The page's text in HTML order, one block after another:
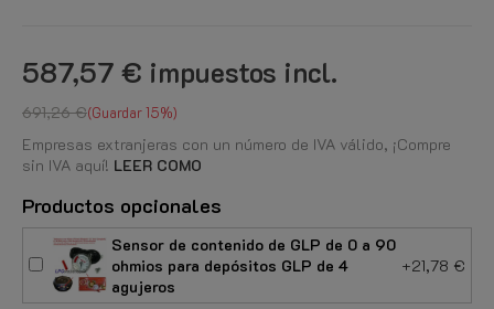
587,57 € impuestos incl.
691,26 € Guardar 15%
Empresas extranjeras con un número de IVA válido, ¡Compre
sin IVA aquí! LEER COMO
Productos opcionales
Sensor de contenido de GLP de 0 a 90
ohmios para depósitos GLP de 4
agujeros
+21,78 €